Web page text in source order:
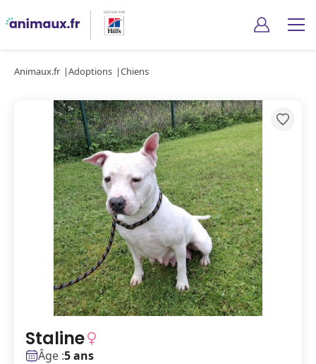
Animaux.fr Adoptions Chiens
Staline
Âge :5 ans